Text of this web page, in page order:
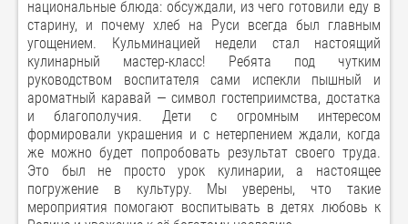
национальные блюда: обсуждали, из чего готовили еду в
старину, и почему хлеб на Руси всегда был главным
угощением. Кульминацией недели стал настоящий
кулинарный мастер-класс! Ребята под чутким
руководством воспитателя сами испекли пышный и
ароматный каравай — символ гостеприимства, достатка
и благополучия. Дети с огромным интересом
формировали украшения и с нетерпением ждали, когда
же можно будет попробовать результат своего труда.
Это был не просто урок кулинарии, а настоящее
погружение в культуру. Мы уверены, что такие
мероприятия помогают воспитывать в детях любовь к